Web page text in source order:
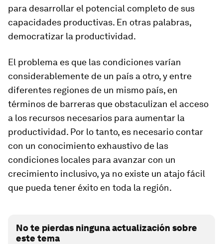
para desarrollar el potencial completo de sus
capacidades productivas. En otras palabras,
democratizar la productividad.
El problema es que las condiciones varían
considerablemente de un país a otro, y entre
diferentes regiones de un mismo país, en
términos de barreras que obstaculizan el acceso
a los recursos necesarios para aumentar la
productividad. Por lo tanto, es necesario contar
con un conocimiento exhaustivo de las
condiciones locales para avanzar con un
crecimiento inclusivo, ya no existe un atajo fácil
que pueda tener éxito en toda la región.
No te pierdas ninguna actualización sobre
este tema